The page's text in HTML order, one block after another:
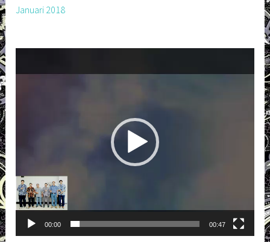
Januari 2018
00:00 00:47